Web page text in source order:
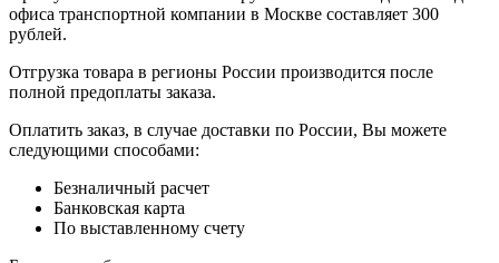
офиса транспортной компании в Москве составляет 300
рублей.
Отгрузка товара в регионы России производится после
полной предоплаты заказа.
Оплатить заказ, в случае доставки по России, Вы можете
следующими способами:
Безналичный расчет
Банковская карта
По выставленному счету